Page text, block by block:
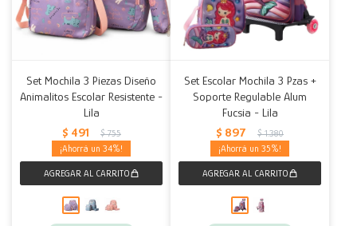
Set Mochila 3 Piezas Diseño
Animalitos Escolar Resistente -
Lila
$ 491 $ 755
34
Set Escolar Mochila 3 Pzas +
Soporte Regulable Alum
Fucsia - Lila
$ 897 $ 1.380
35